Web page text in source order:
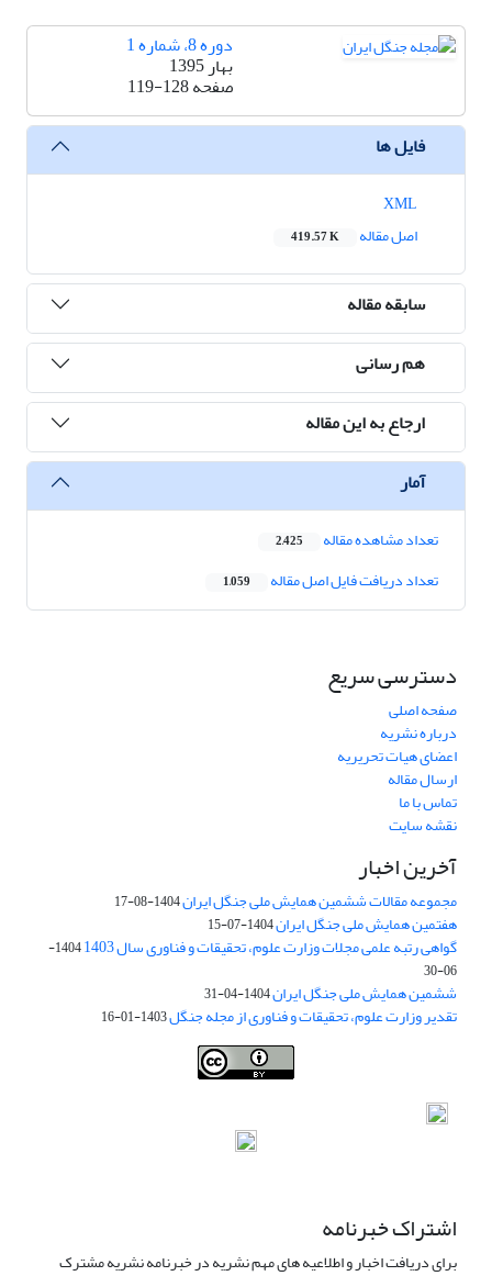
دوره 8، شماره 1
بهار 1395
صفحه119-128
فایل ها
اصل مقاله
419.57 K
سابقه مقاله
هم رسانی
ارجاع به این مقاله
آمار
تعداد مشاهده مقاله 2,425
تعداد دریافت فایل اصل مقاله 1,059
دسترسی سریع
صفحه اصلی
درباره نشریه
اعضای هیات تحریریه
ارسال مقاله
تماس با ما
نقشه سایت
آخرین اخبار
مجموعه مقالات ششمین همایش ملی جنگل ایران1404-08-17
هفتمین همایش ملی جنگل ایران1404-07-15
گواهی رتبه علمی مجلات وزارت علوم، تحقیقات و فناوری سال 1403
1404-
06-30
ششمین همایش ملی جنگل ایران1404-04-31
تقدیر وزارت علوم، تحقیقات و فناوری از مجله جنگل1403-01-16
اشتراک خبرنامه
برای دریافت اخبار و اطلاعیه های مهم نشریه در خبرنامه نشریه مشترک